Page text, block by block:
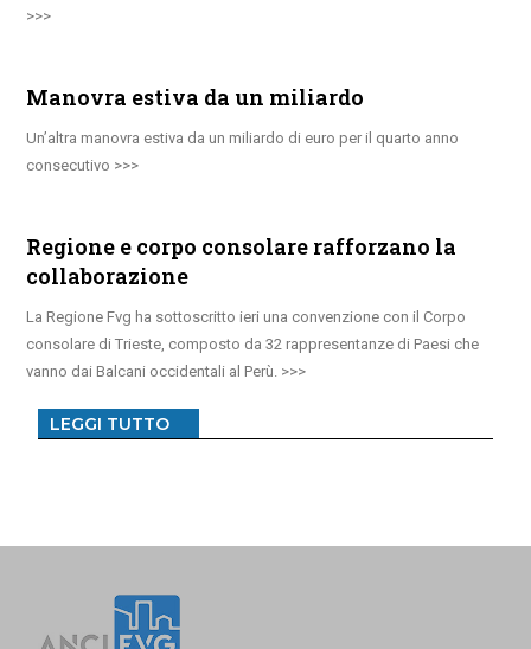
Manovra estiva da un miliardo
Un’altra manovra estiva da un miliardo di euro per il quarto anno
consecutivo
Regione e corpo consolare rafforzano la
collaborazione
La Regione Fvg ha sottoscritto ieri una convenzione con il Corpo
consolare di Trieste, composto da 32 rappresentanze di Paesi che
vanno dai Balcani occidentali al Perù.
LEGGI TUTTO